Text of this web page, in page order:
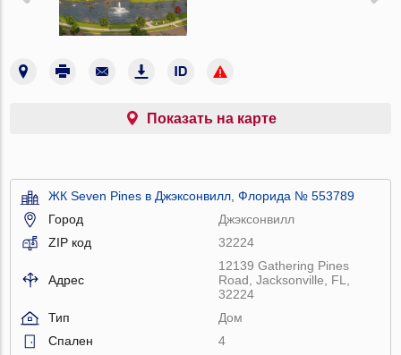
Показать на карте
ЖК Seven Pines в Джэксонвилл, Флорида № 553789
Город
Джэксонвилл
ZIP код
32224
Адрес
12139 Gathering Pines
Road, Jacksonville, FL,
32224
Тип
Дом
Спален
4